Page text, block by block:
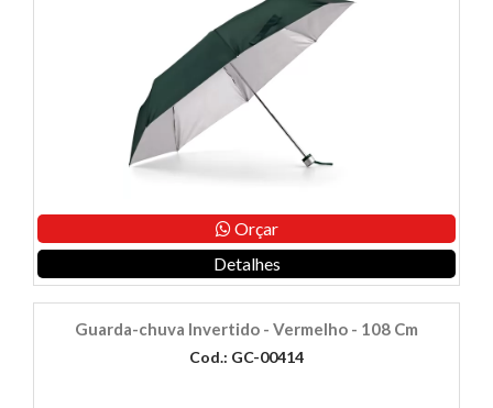
Orçar
Detalhes
Guarda-chuva Invertido - Vermelho - 108 Cm
Cod.: GC-00414